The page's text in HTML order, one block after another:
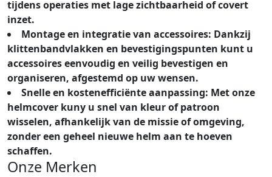
tijdens operaties met lage zichtbaarheid of covert
inzet.
Montage en integratie van accessoires: Dankzij
klittenbandvlakken en bevestigingspunten kunt u
accessoires eenvoudig en veilig bevestigen en
organiseren, afgestemd op uw wensen.
Snelle en kostenefficiënte aanpassing: Met onze
helmcover kuny u snel van kleur of patroon
wisselen, afhankelijk van de missie of omgeving,
zonder een geheel nieuwe helm aan te hoeven
schaffen.
Onze Merken